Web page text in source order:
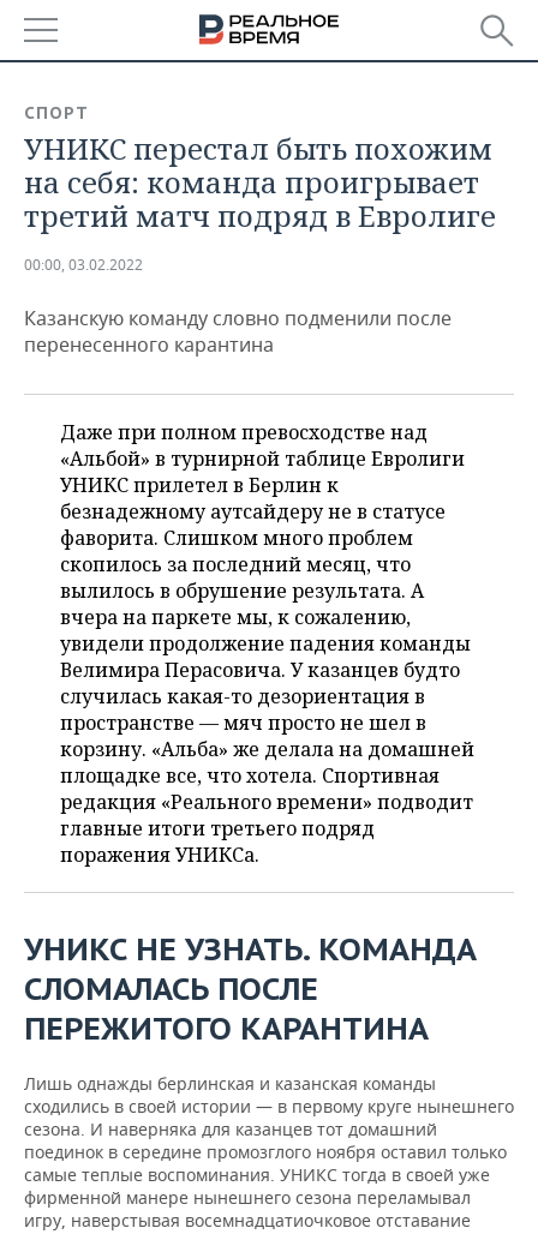
БАШКОРТОСТАН
ТАТАРСТАН
НОВОСТИ
АНАЛИТИКА
ДЕКЛАРАЦИИ О ДОХОДАХ
КОРОЛИ ГОСЗАКАЗА ПФО
КОМУ ПРИНАДЛЕЖАТ
ТОРГОВЫЕ ЦЕНТРЫ
ТАТАРСТАНА
НОВОСТИ ЭКОНОМИКИ
ФИНАНСЫ
БЮДЖЕТ
ИНВЕСТИЦИИ
ПРОМЫШЛЕННОСТЬ
НОВОСТИ
АГРОПРОМ
МАШИНОСТРОЕНИЕ
НЕФТЕХИМИЯ
НЕФТЬ
ОПК
ЭНЕРГЕТИКА
НЕДВИЖИМОСТЬ
НОВОСТИ АВТО
БИЗНЕС
НОВОСТИ БИЗНЕСА
РОЗНИЧНАЯ ТОРГОВЛЯ
ТРАНСПОРТ
УСЛУГИ
ТЕХНОЛОГИИ
НОВОСТИ ТЕХНОЛОГИЙ
МЕДИА
ТЕЛЕКОММУНИКАЦИИ
МЕРОПРИЯТИЯ
НОВОСТИ МЕРОПРИЯТИЙ
ВЫЕЗДНАЯ РЕДАКЦИЯ
БИЗНЕС-БРАНЧИ
ONLINE-КОНФЕРЕНЦИИ
ОТКРЫТАЯ ЛЕКЦИЯ
СПОРТ
НОВОСТИ СПОРТА
ФУТБОЛ
ХОККЕЙ
БАСКЕТБОЛ
ФИГУРНОЕ КАТАНИЕ
ВОДНЫЕ ВИДЫ СПОРТА
ХОККЕЙ С МЯЧОМ
ОБЩЕСТВО
НОВОСТИ ОБЩЕСТВА
ВЛАСТЬ
ИНФРАСТРУКТУРА
МЕДИЦИНА
ОБРАЗОВАНИЕ
ПРОИСШЕСТВИЯ
ФОТОГАЛЕРЕЯ
СЮЖЕТЫ
СПРАВОЧНИК
СПОРТ
УНИКС перестал быть похожим
на себя: команда проигрывает
третий матч подряд в Евролиге
00:00, 03.02.2022
Казанскую команду словно подменили после
перенесенного карантина
Даже при полном превосходстве над
«Альбой» в турнирной таблице Евролиги
УНИКС прилетел в Берлин к
безнадежному аутсайдеру не в статусе
фаворита. Слишком много проблем
скопилось за последний месяц, что
вылилось в обрушение результата. А
вчера на паркете мы, к сожалению,
увидели продолжение падения команды
Велимира Перасовича. У казанцев будто
случилась какая-то дезориентация в
пространстве — мяч просто не шел в
корзину. «Альба» же делала на домашней
площадке все, что хотела. Спортивная
редакция «Реального времени» подводит
главные итоги третьего подряд
поражения УНИКСа.
УНИКС НЕ УЗНАТЬ. КОМАНДА
СЛОМАЛАСЬ ПОСЛЕ
ПЕРЕЖИТОГО КАРАНТИНА
Лишь однажды берлинская и казанская команды
сходились в своей истории — в первому круге нынешнего
сезона. И наверняка для казанцев тот домашний
поединок в середине промозглого ноября оставил только
самые теплые воспоминания. УНИКС тогда в своей уже
фирменной манере нынешнего сезона переламывал
игру, наверстывая восемнадцатиочковое отставание